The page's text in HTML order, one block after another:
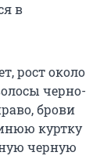
в
рост около
черно-
брови
куртку
черную